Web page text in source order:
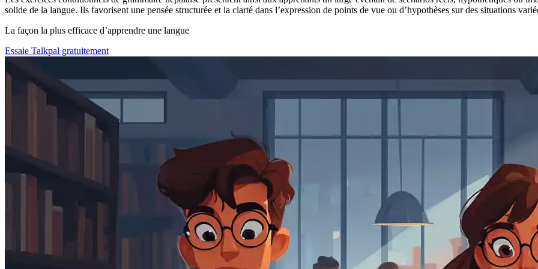
solide de la langue. Ils favorisent une pensée structurée et la clarté dans l’expression de points de vue ou d’hypothèses sur des situations
La façon la plus efficace d’apprendre une langue
Essaie Talkpal gratuitement